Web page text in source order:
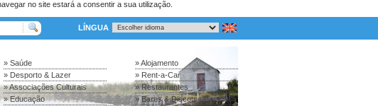
no site estará a consentir a sua utilização.
LÍNGUA
» Saúde
» Desporto & Lazer
» Associações Culturais
» Educação
» Alojamento
» Rent-a-Car
» Restaurantes
» Bares & Discotecas